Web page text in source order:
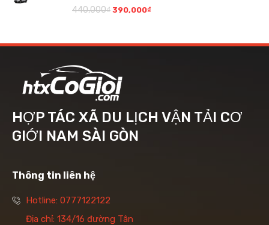
440,000₫ 390,000₫
HỢP TÁC XÃ DU LỊCH VẬN TẢI CƠ
GIỚI NAM SÀI GÒN
Thông tin liên hệ
Hotline: 0777122122
Địa chỉ: 134/16 đường Tân